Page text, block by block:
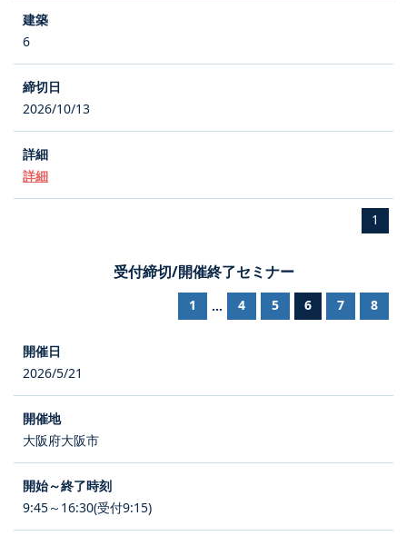
6
2026/10/13
詳細
1
受付締切/開催終了セミナー
1 ... 4 5 6 7 8
2026/5/21
大阪府大阪市
9:45～16:30(受付9:15)